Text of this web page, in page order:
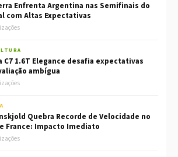
Enfrenta Argentina nas Semifinais do
com Altas Expectativas
C7 1.6T Elegance desafia expectativas
ambígua
Quebra Recorde de Velocidade no
France: Impacto Imediato